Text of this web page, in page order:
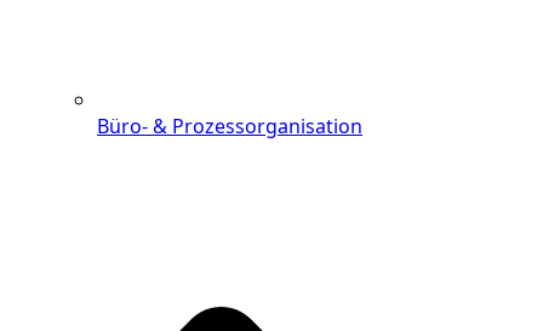
Büro- & Prozessorganisation